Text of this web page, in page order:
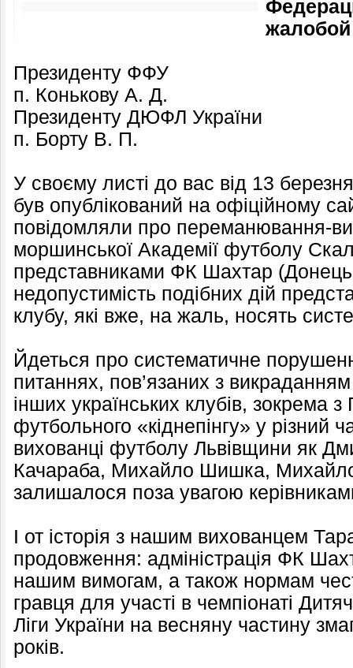
Президенту ФФУ
п. Конькову А. Д.
Президенту ДЮФЛ України
п. Борту В. П.
У своєму листі до вас від 13
був опублікований на офіційному
повідомляли про переманювання-
моршинської Академії футболу
представниками ФК Шахтар
недопустимість подібних дій
клубу, які вже, на жаль, носять
Йдеться про систематичне
питаннях, пов’язаних з
інших українських клубів, зокрема
футбольного «кіднепінгу» у різний
вихованці футболу Львівщини як
Качараба, Михайло Шишка,
залишалося поза увагою
І от історія з нашим вихованцем
продовження: адміністрація ФК
нашим вимогам, а також нормам
гравця для участі в чемпіонаті
Ліги України на весняну частину
років.